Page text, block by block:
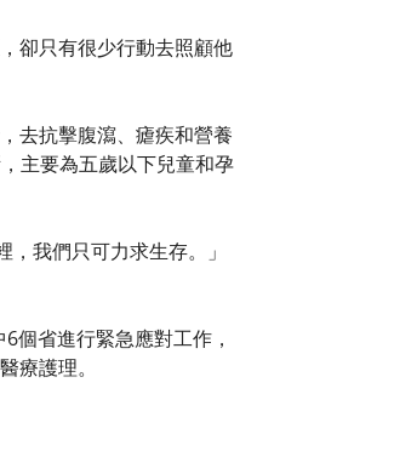
卻只有很少行動去照顧他
去抗擊腹瀉、瘧疾和營養
主要為五歲以下兒童和孕
我們只可力求生存。」
個省進行緊急應對工作，
療護理。